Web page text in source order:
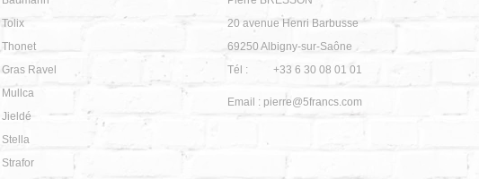
Tolix
Thonet
Gras Ravel
Mullca
Jieldé
Stella
Strafor
20 avenue Henri Barbusse
69250 Albigny-sur-Saône
Tél :
+33 6 30 08 01 01
Email : pierre@5francs.com